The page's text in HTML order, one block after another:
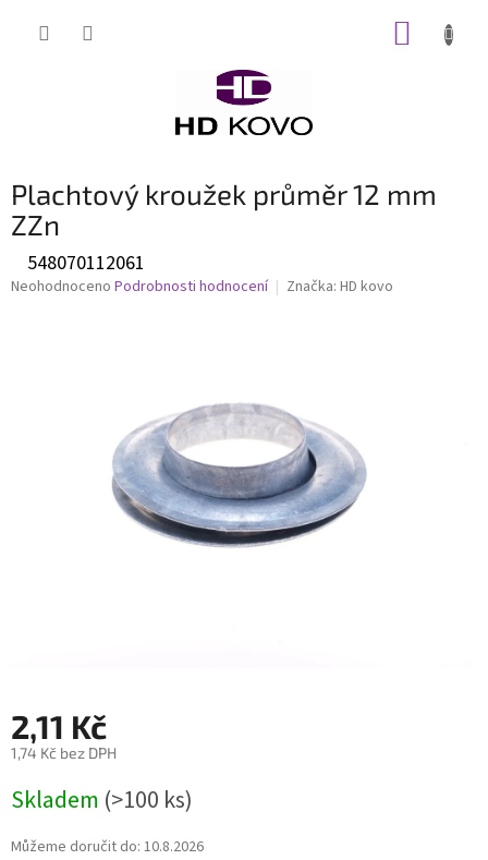
Plachtový kroužek průměr 12 mm
ZZn
548070112061
Průměrné
Neohodnoceno Podrobnosti hodnocení Značka: HD kovo
2,11 Kč
1,74 Kč bez DPH
cena:
Skladem (>100 ks)
Můžeme doručit do: 10.8.2026